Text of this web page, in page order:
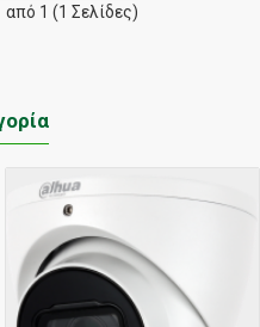
1 (1 Σελίδες)